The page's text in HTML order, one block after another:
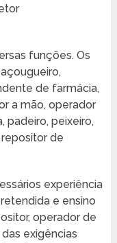
funções. Os
de farmácia,
a mão, operador
padeiro, peixeiro,
de
experiência
e ensino
operador de
exigências